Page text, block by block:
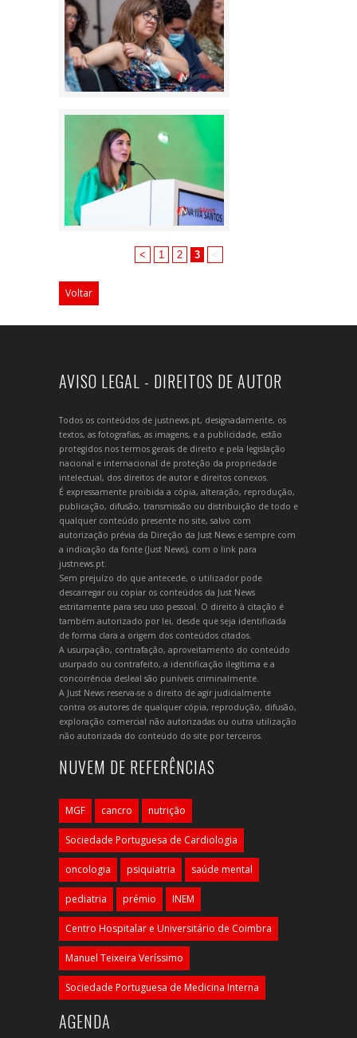
< 1 2 3 <
Voltar
AVISO LEGAL - DIREITOS DE AUTOR
Todos os conteúdos de justnews.pt, designadamente, os
textos, as fotografias, as imagens, e a publicidade, estão
protegidos nos termos gerais de direito e pela legislação
nacional e internacional de proteção da propriedade
intelectual, dos direitos de autor e direitos conexos.
É expressamente proibida a cópia, alteração, reprodução,
publicação, difusão, transmissão ou distribuição de todo e
qualquer conteúdo presente no site, salvo com
autorização prévia da Direção da Just News e sempre com
a indicação da fonte (Just News), com o link para
justnews.pt.
Sem prejuízo do que antecede, o utilizador pode
descarregar ou copiar os conteúdos da Just News
estritamente para seu uso pessoal. O direito à citação é
também autorizado por lei, desde que seja identificada
de forma clara a origem dos conteúdos citados.
A usurpação, contrafação, aproveitamento do conteúdo
usurpado ou contrafeito, a identificação ilegítima e a
concorrência desleal são puníveis criminalmente.
A Just News reserva-se o direito de agir judicialmente
contra os autores de qualquer cópia, reprodução, difusão,
exploração comercial não autorizadas ou outra utilização
não autorizada do conteúdo do site por terceiros.
NUVEM DE REFERÊNCIAS
MGF cancro nutrição
Sociedade Portuguesa de Cardiologia
oncologia psiquiatria saúde mental
pediatria prémio INEM
Centro Hospitalar e Universitário de Coimbra
Manuel Teixeira Veríssimo
Sociedade Portuguesa de Medicina Interna
AGENDA